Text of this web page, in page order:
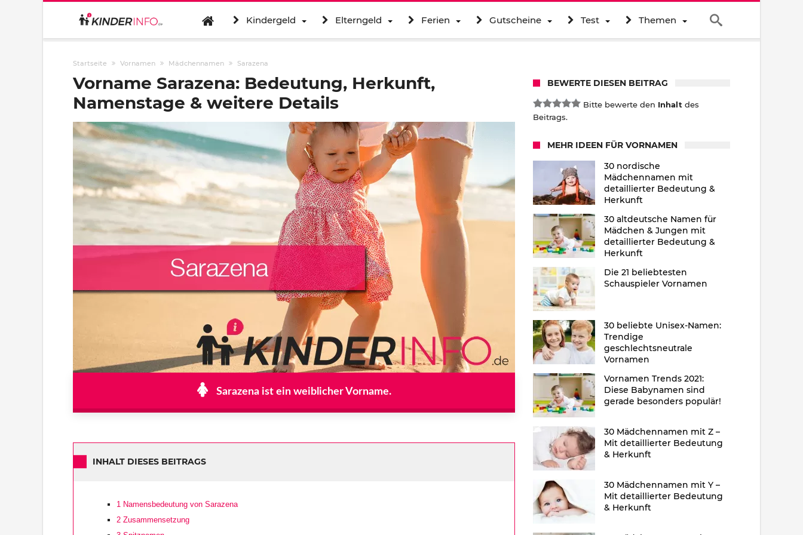
Kindergeld Elterngeld Ferien Gutscheine Test Themen
Startseite Vornamen Mädchennamen Sarazena
Vorname Sarazena: Bedeutung, Herkunft,
Namenstage & weitere Details
Sarazena ist ein weiblicher Vorname.
INHALT DIESES BEITRAGS
1 Namensbedeutung von Sarazena
2 Zusammensetzung
BEWERTE DIESEN BEITRAG
Bitte bewerte den Inhalt des
Beitrags.
MEHR IDEEN FÜR VORNAMEN
30 nordische
Mädchennamen mit
detaillierter Bedeutung &
Herkunft
30 altdeutsche Namen für
Mädchen & Jungen mit
detaillierter Bedeutung &
Herkunft
Die 21 beliebtesten
Schauspieler Vornamen
30 beliebte Unisex-Namen:
Trendige
geschlechtsneutrale
Vornamen
Vornamen Trends 2021:
Diese Babynamen sind
gerade besonders populär!
30 Mädchennamen mit Z –
Mit detaillierter Bedeutung
& Herkunft
30 Mädchennamen mit Y –
Mit detaillierter Bedeutung
& Herkunft